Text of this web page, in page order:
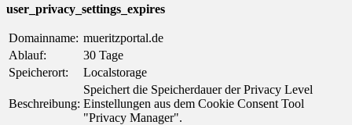
user_privacy_settings_expires
Domainname: mueritzportal.de
Ablauf:
30 Tage
Speicherort:
Localstorage
Beschreibung:
Speichert die Speicherdauer der Privacy Level
Einstellungen aus dem Cookie Consent Tool
"Privacy Manager".